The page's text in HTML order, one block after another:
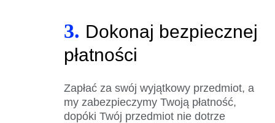
3. Dokonaj bezpiecznej
płatności
Zapłać za swój wyjątkowy przedmiot, a
my zabezpieczymy Twoją płatność,
dopóki Twój przedmiot nie dotrze